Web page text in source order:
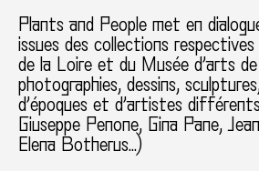
Plants and People met en
issues des collections
de la Loire et du Musée d’arts
photographies, dessins,
d’époques et d’artistes
Giuseppe Penone, Gina Pane,
Elena Botherus…)